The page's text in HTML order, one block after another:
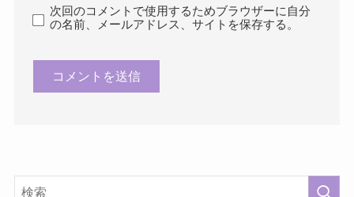
次回のコメントで使用するためブラウザーに自分
の名前、メールアドレス、サイトを保存する。